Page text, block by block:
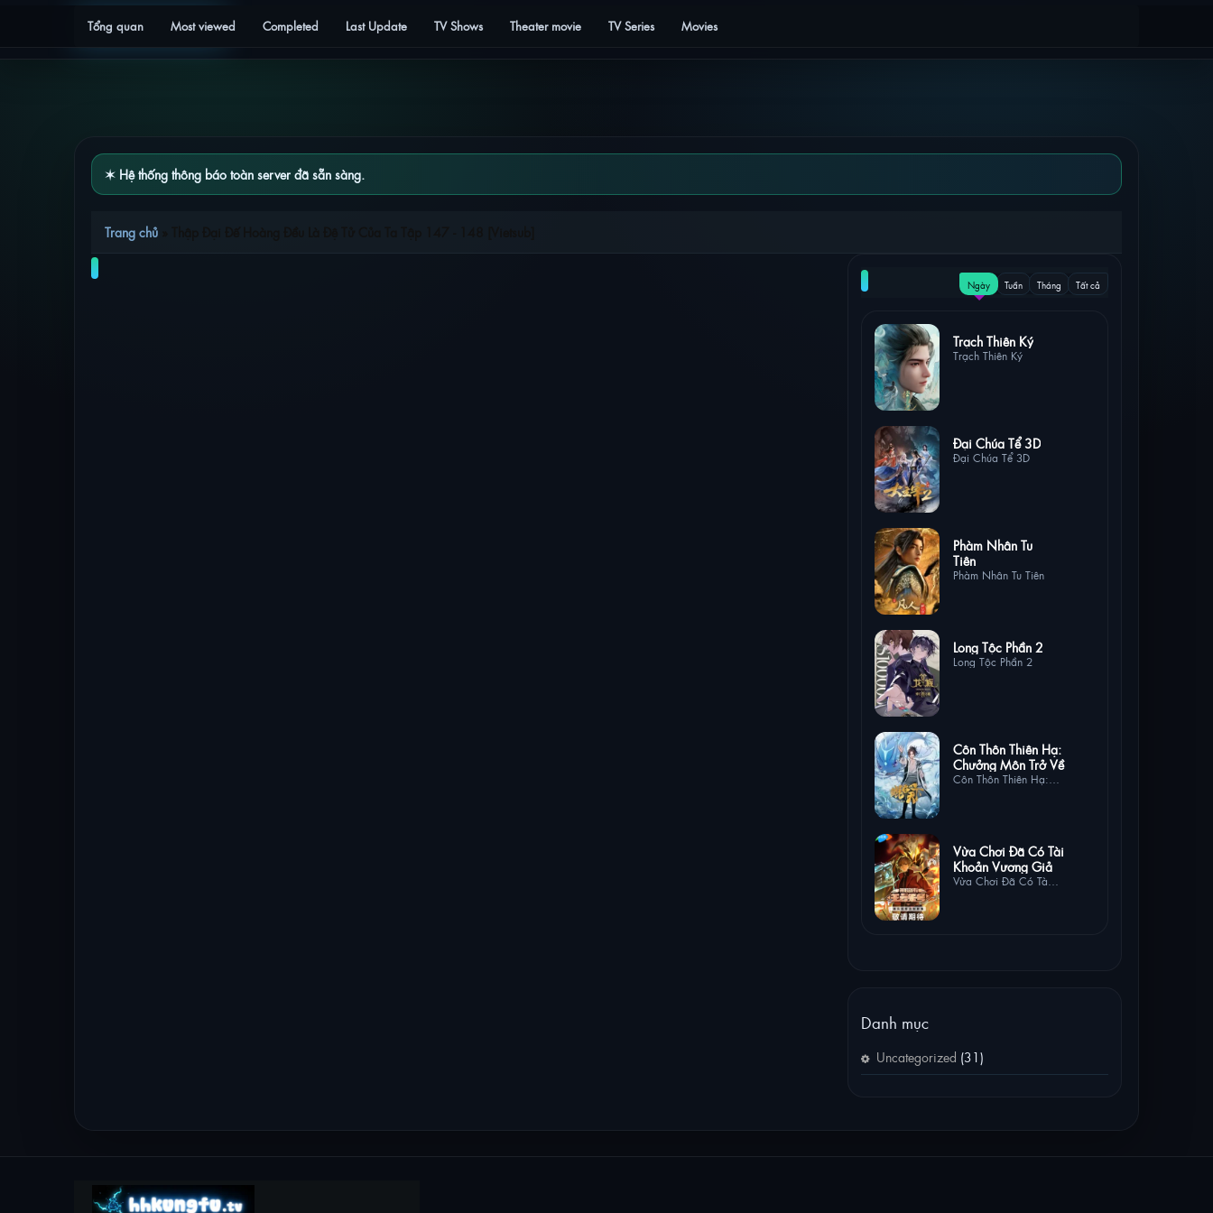
Tổng quan Most viewed Completed Last Update TV Shows Theater movie TV Series Movies
✶ Hệ thống thông báo toàn server đã sẵn sàng.
Trang chủ
THẬP ĐẠI ĐẾ HOÀNG ĐỀU LÀ ĐỆ TỬ CỦA TA TẬP 147 – 148 [VIETSUB]
NỔI BẬT Ngày Tuần Tháng Tất cả
Trạch Thiên Ký
Trạch Thiên Ký
Đại Chúa Tể 3D
Đại Chúa Tể 3D
Phàm Nhân Tu
Tiên
Phàm Nhân Tu Tiên
Long Tộc Phần 2
Long Tộc Phần 2
Côn Thôn Thiên Hạ:
Chưởng Môn Trở Về
Côn Thôn Thiên Hạ:
Chưởng Môn Trở Về
Vừa Chơi Đã Có Tài
Khoản Vương Giả
Vừa Chơi Đã Có Tài
Danh mục
Uncategorized (31)